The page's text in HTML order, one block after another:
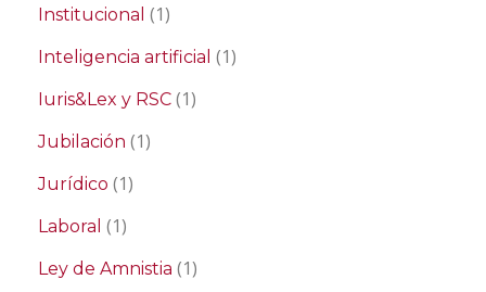
Institucional (1)
Inteligencia artificial (1)
Iuris&Lex y RSC (1)
Jubilación (1)
Jurídico (1)
Laboral (1)
Ley de Amnistia (1)